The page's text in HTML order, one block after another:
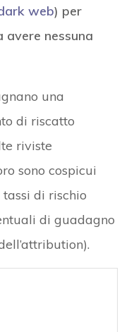
web) per
avere nessuna
una
di riscatto
riviste
sono cospicui
di rischio
di guadagno